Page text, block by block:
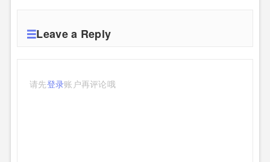
Leave a Reply
请先登录账户再评论哦